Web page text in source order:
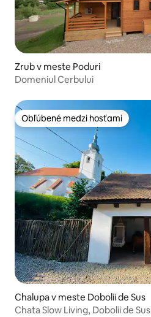
Zrub v meste Poduri
Domeniul Cerbului
Obľúbené medzi hosťami
Obľúbené medzi hosťami
Chalupa v meste Dobolii de Sus
Chata Slow Living, Dobolii de Sus